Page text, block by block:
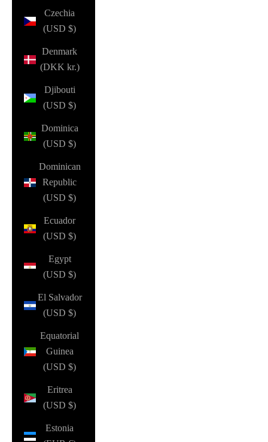
Czechia
(USD $)
Denmark
(DKK kr.)
Djibouti
(USD $)
Dominica
(USD $)
Dominican
Republic
(USD $)
Ecuador
(USD $)
Egypt
(USD $)
El Salvador
(USD $)
Equatorial
Guinea
(USD $)
Eritrea
(USD $)
Estonia